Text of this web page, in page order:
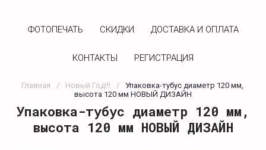
ФОТОПЕЧАТЬ CКИДКИ ДОСТАВКА И ОПЛАТА
КОНТАКТЫ РЕГИСТРАЦИЯ
Главная / Новый Год!!! /
Упаковка-тубус диаметр 120 мм,
высота 120 мм НОВЫЙ ДИЗАЙН
Упаковка-тубус диаметр 120 мм,
высота 120 мм НОВЫЙ ДИЗАЙН